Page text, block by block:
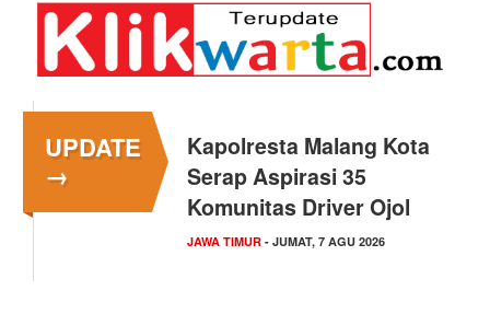
UPDATE
→
Kapolresta Malang Kota
Serap Aspirasi 35
Komunitas Driver Ojol
JAWA TIMUR - JUMAT, 7 AGU 2026